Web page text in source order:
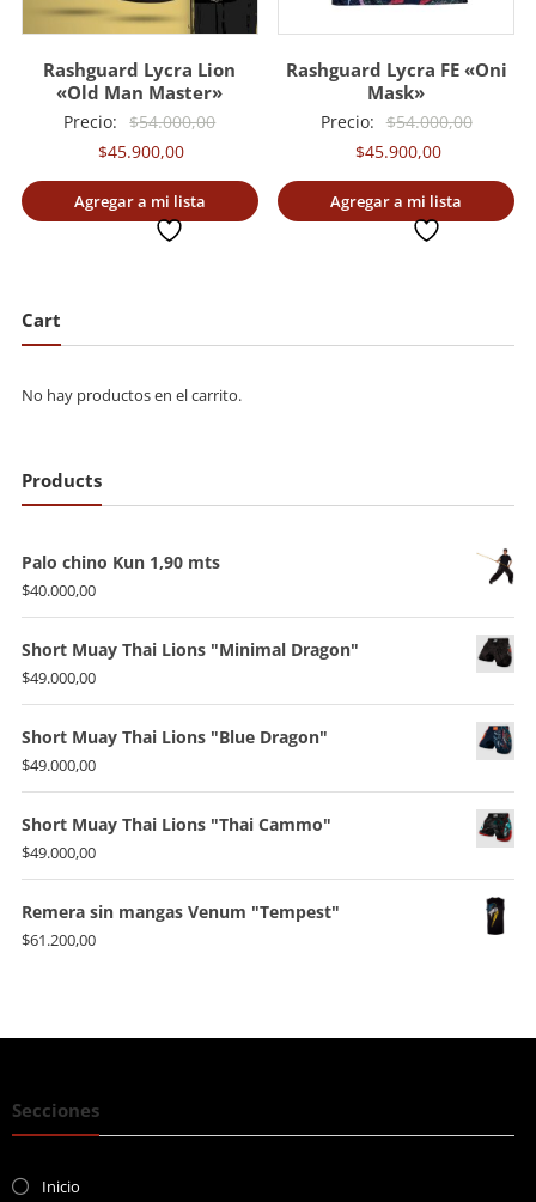
Rashguard Lycra Lion
«Old Man Master»
Precio: $54.000,00El
original
$45.900,00El
precio
actual
Agregar a mi lista
Rashguard Lycra FE «Oni
Mask»
Precio: $54.000,00El
original
$45.900,00El
precio
actual
Agregar a mi lista
Cart
No hay productos en el carrito.
Products
Palo chino Kun 1,90 mts
$40.000,00
Short Muay Thai Lions "Minimal Dragon"
$49.000,00
Short Muay Thai Lions "Blue Dragon"
$49.000,00
Short Muay Thai Lions "Thai Cammo"
$49.000,00
Remera sin mangas Venum "Tempest"
$61.200,00
Secciones
Inicio